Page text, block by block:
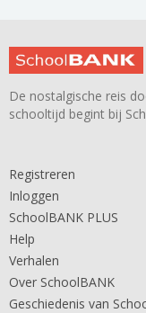
De nostalgische reis
schooltijd begint bij
Registreren
Inloggen
SchoolBANK PLUS
Help
Verhalen
Over SchoolBANK
Geschiedenis van